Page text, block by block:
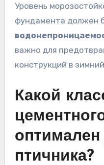
Уровень
фундамента должен
важно для
конструкций в
Какой
птичника?